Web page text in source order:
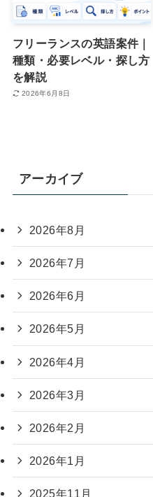
フリーランスの英語案件｜
種類・必要レベル・探し方
を解説
2026年6月8日
アーカイブ
2026年8月
2026年7月
2026年6月
2026年5月
2026年4月
2026年3月
2026年2月
2026年1月
2025年11月